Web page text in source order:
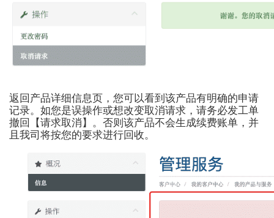
返回产品详细信息页，您可以看到该产品有明确的申请
记录。如您是误操作或想改变取消请求，请务必发工单
撤回【请求取消】。否则该产品不会生成续费账单，并
且我司将按您的要求进行回收。